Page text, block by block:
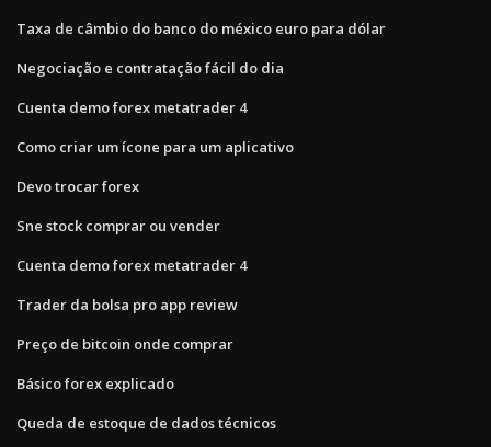
Taxa de câmbio do banco do méxico euro para dólar
Negociação e contratação fácil do dia
Cuenta demo forex metatrader 4
Como criar um ícone para um aplicativo
Devo trocar forex
Sne stock comprar ou vender
Cuenta demo forex metatrader 4
Trader da bolsa pro app review
Preço de bitcoin onde comprar
Básico forex explicado
Queda de estoque de dados técnicos